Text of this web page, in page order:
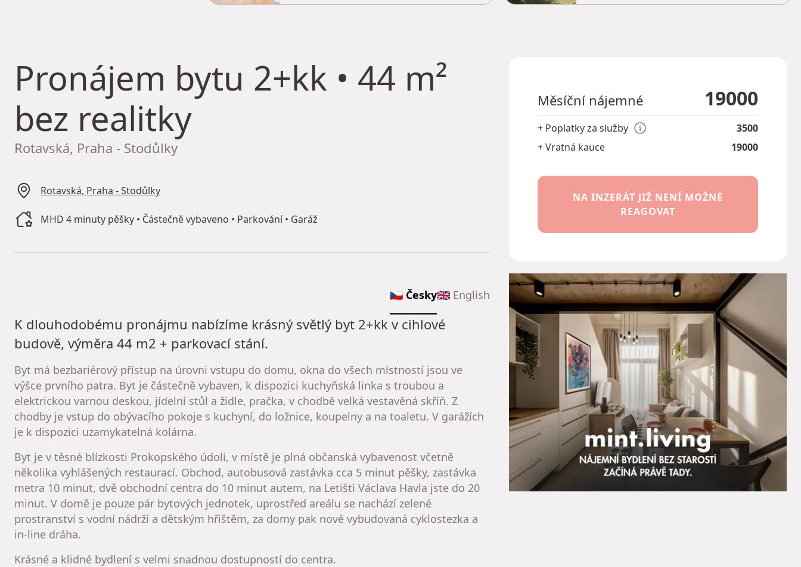
Pronájem bytu 2+kk • 44 m²
bez realitky
Rotavská, Praha - Stodůlky
Rotavská, Praha - Stodůlky
MHD 4 minuty pěšky • Částečně vybaveno • Parkování • Garáž
🇨🇿 Česky🇬🇧 English
K dlouhodobému pronájmu nabízíme krásný světlý byt 2+kk v cihlové
budově, výměra 44 m2 + parkovací stání.
Byt má bezbariérový přístup na úrovni vstupu do domu, okna do všech místností jsou ve
výšce prvního patra. Byt je částečně vybaven, k dispozici kuchyňská linka s troubou a
elektrickou varnou deskou, jídelní stůl a židle, pračka, v chodbě velká vestavěná skříň. Z
chodby je vstup do obývacího pokoje s kuchyní, do ložnice, koupelny a na toaletu. V garážích
je k dispozici uzamykatelná kolárna.
Byt je v těsné blízkosti Prokopského údolí, v místě je plná občanská vybavenost včetně
několika vyhlášených restaurací. Obchod, autobusová zastávka cca 5 minut pěšky, zastávka
metra 10 minut, dvě obchodní centra do 10 minut autem, na Letišti Václava Havla jste do 20
minut. V domě je pouze pár bytových jednotek, uprostřed areálu se nachází zelené
prostranství s vodní nádrží a dětským hřištěm, za domy pak nově vybudovaná cyklostezka a
in-line dráha.
Krásné a klidné bydlení s velmi snadnou dostupností do centra.
Měsíční nájemné 19000
+ Poplatky za služby
3500
+ Vratná kauce
19000
NA INZERÁT JIŽ NENÍ MOŽNÉ
REAGOVAT